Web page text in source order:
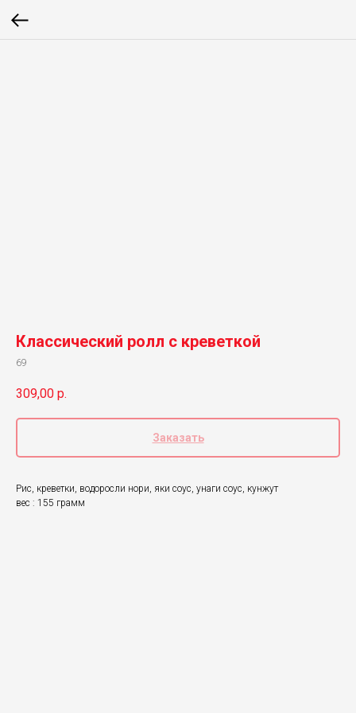
Классический ролл с креветкой
69
309,00 р.
Заказать
Рис, креветки, водоросли нори, яки соус, унаги соус, кунжут
вес : 155 грамм